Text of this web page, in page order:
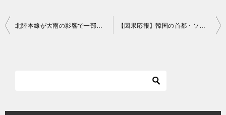
投
北陸本線が大雨の影響で一部区間不通に。被害状況・復旧予定は？ 【因果応報】韓国の首都・ソウル水没を心からお祝いしたい